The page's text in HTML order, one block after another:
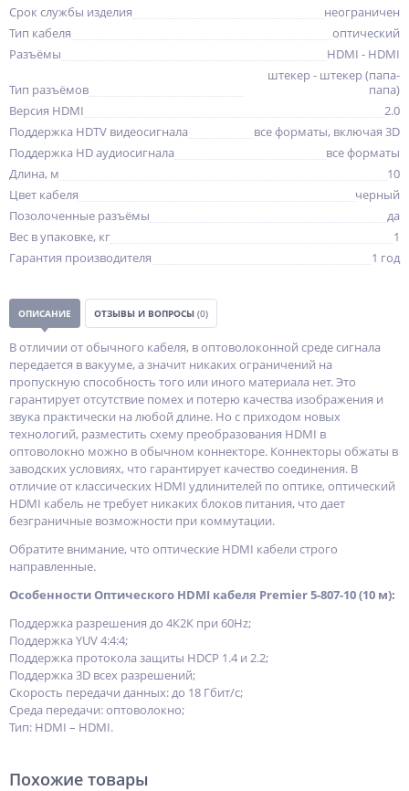
Срок службы изделия
неограничен
Тип кабеля
оптический
Разъёмы
HDMI - HDMI
Тип разъёмов
штекер - штекер (папа-
папа)
Версия HDMI
2.0
Поддержка HDTV видеосигнала
все форматы, включая 3D
Поддержка HD аудиосигнала
все форматы
Длина, м
10
Цвет кабеля
черный
Позолоченные разъёмы
да
Вес в упаковке, кг
1
Гарантия производителя
1 год
ОПИСАНИЕ ОТЗЫВЫ И ВОПРОСЫ (0)
В отличии от обычного кабеля, в оптоволоконной среде сигнала
передается в вакууме, а значит никаких ограничений на
пропускную способность того или иного материала нет. Это
гарантирует отсутствие помех и потерю качества изображения и
звука практически на любой длине. Но с приходом новых
технологий, разместить схему преобразования HDMI в
оптоволокно можно в обычном коннекторе. Коннекторы обжаты в
заводских условиях, что гарантирует качество соединения. В
отличие от классических HDMI удлинителей по оптике, оптический
HDMI кабель не требует никаких блоков питания, что дает
безграничные возможности при коммутации.
Обратите внимание, что оптические HDMI кабели строго
направленные.
Особенности Оптического HDMI кабеля Premier 5-807-10 (10 м):
Поддержка разрешения до 4К2К при 60Hz;
Поддержка YUV 4:4:4;
Поддержка протокола защиты HDCP 1.4 и 2.2;
Поддержка 3D всех разрешений;
Скорость передачи данных: до 18 Гбит/с;
Среда передачи: оптоволокно;
Тип: HDMI – HDMI.
Похожие товары